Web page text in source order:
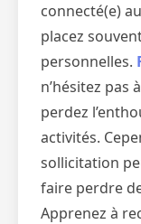
connecté(e)
placez
personnelles.
n’hésitez pas
perdez
activités.
sollicitation
faire perdre
Apprenez à